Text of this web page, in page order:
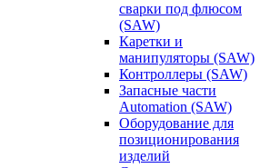
сварки под флюсом
(SAW)
Каретки и
манипуляторы (SAW)
Контроллеры (SAW)
Запасные части
Automation (SAW)
Оборудование для
позиционирования
изделий